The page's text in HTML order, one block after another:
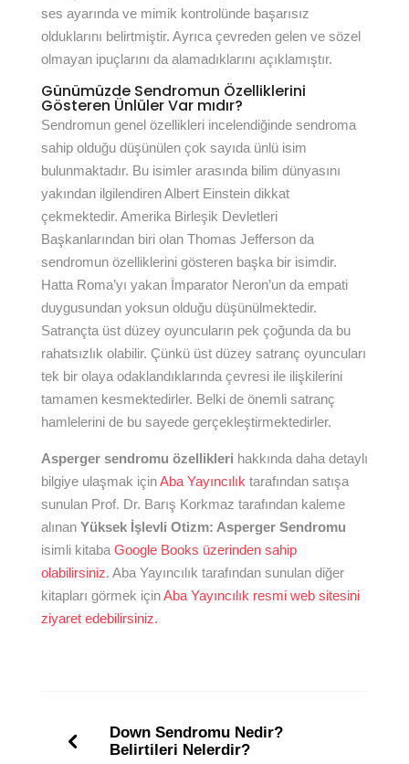
ses ayarında ve mimik kontrolünde başarısız
olduklarını belirtmiştir. Ayrıca çevreden gelen ve sözel
olmayan ipuçlarını da alamadıklarını açıklamıştır.
Günümüzde Sendromun Özelliklerini
Gösteren Ünlüler Var mıdır?
Sendromun genel özellikleri incelendiğinde sendroma
sahip olduğu düşünülen çok sayıda ünlü isim
bulunmaktadır. Bu isimler arasında bilim dünyasını
yakından ilgilendiren Albert Einstein dikkat
çekmektedir. Amerika Birleşik Devletleri
Başkanlarından biri olan Thomas Jefferson da
sendromun özelliklerini gösteren başka bir isimdir.
Hatta Roma’yı yakan İmparator Neron’un da empati
duygusundan yoksun olduğu düşünülmektedir.
Satrançta üst düzey oyuncuların pek çoğunda da bu
rahatsızlık olabilir. Çünkü üst düzey satranç oyuncuları
tek bir olaya odaklandıklarında çevresi ile ilişkilerini
tamamen kesmektedirler. Belki de önemli satranç
hamlelerini de bu sayede gerçekleştirmektedirler.
Asperger sendromu özellikleri hakkında daha detaylı
bilgiye ulaşmak içinAba Yayıncılıktarafından satışa
sunulan Prof. Dr. Barış Korkmaz tarafından kaleme
alınan Yüksek İşlevli Otizm: Asperger Sendromu
isimli kitabaGoogle Books üzerinden sahip
olabilirsiniz. Aba Yayıncılık tarafından sunulan diğer
kitapları görmek içinAba Yayıncılık resmi web sitesini
ziyaret edebilirsiniz.
Down Sendromu Nedir?
Belirtileri Nelerdir?